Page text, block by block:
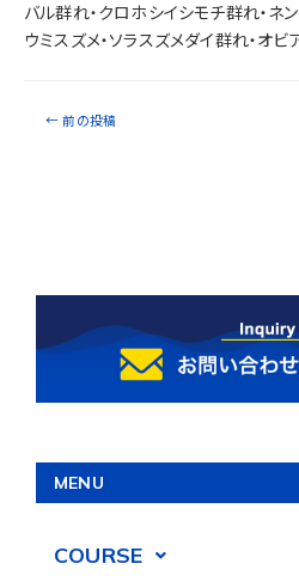
バル群れ・クロホシイシモチ群れ・ネ
ウミスズメ・ソラスズメダイ群れ・オビア
← 前の投稿
MENU
COURSE